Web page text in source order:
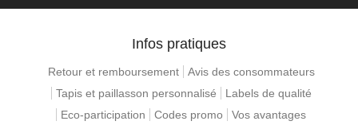
Infos pratiques
Retour et remboursement
Avis des consommateurs
Tapis et paillasson personnalisé
Labels de qualité
Eco-participation
Codes promo Vos avantages